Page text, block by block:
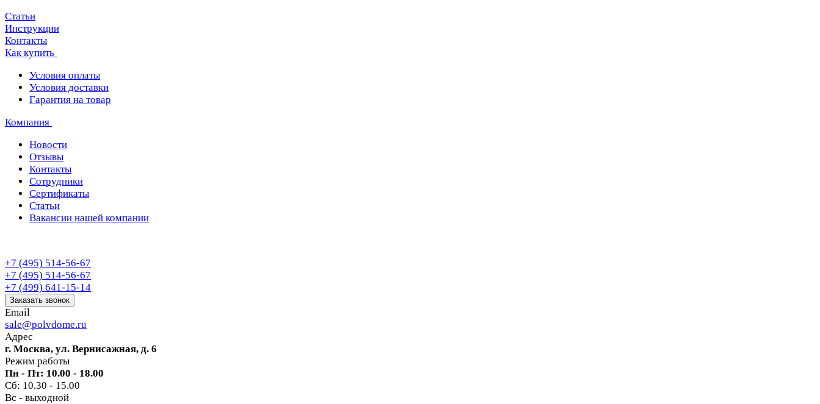
Статьи
Инструкции
Контакты
Как купить
Условия оплаты
Условия доставки
Гарантия на товар
Компания
Новости
Отзывы
Контакты
Сотрудники
Сертификаты
Статьи
Вакансии нашей компании
+7 (495) 514-56-67
+7 (495) 514-56-67
+7 (499) 641-15-14
Заказать звонок
Email
sale@polvdome.ru
Адрес
г. Москва, ул. Вернисажная, д. 6
Режим работы
Пн - Пт: 10.00 - 18.00
Сб: 10.30 - 15.00
Вс - выходной